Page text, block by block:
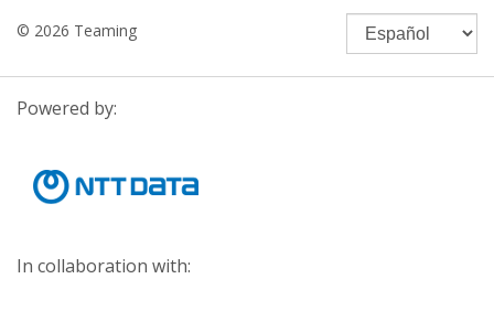
© 2026 Teaming
Powered by:
In collaboration with: